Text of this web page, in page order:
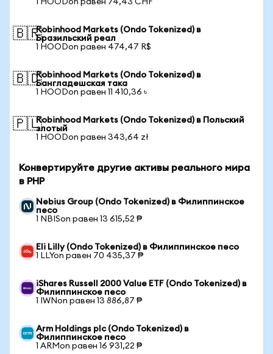
1 HOODon равен 74,43 CHF
🇧🇷Robinhood Markets (Ondo Tokenized) в
Бразильский реал
1 HOODon равен 474,47 R$
🇧🇩Robinhood Markets (Ondo Tokenized) в
Бангладешская така
1 HOODon равен 11 410,36 ৳
🇵🇱Robinhood Markets (Ondo Tokenized) в Польский
злотый
1 HOODon равен 343,64 zł
Конвертируйте другие активы реального мира
в PHP
Nebius Group (Ondo Tokenized) в Филиппинское
песо
1 NBISon равен 13 615,52 ₱
Eli Lilly (Ondo Tokenized) в Филиппинское песо
1 LLYon равен 70 435,37 ₱
iShares Russell 2000 Value ETF (Ondo Tokenized) в
Филиппинское песо
1 IWNon равен 13 886,87 ₱
Arm Holdings plc (Ondo Tokenized) в
Филиппинское песо
1 ARMon равен 16 931,22 ₱